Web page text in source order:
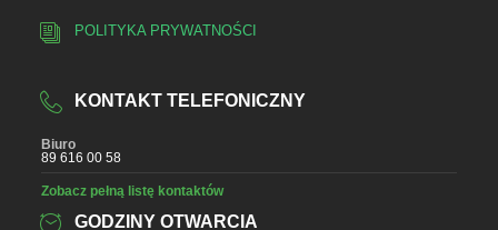
POLITYKA PRYWATNOŚCI
KONTAKT TELEFONICZNY
Biuro
89 616 00 58
Zobacz pełną listę kontaktów
GODZINY OTWARCIA